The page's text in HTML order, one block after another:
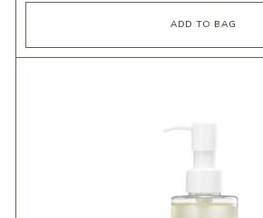
ADD TO BAG